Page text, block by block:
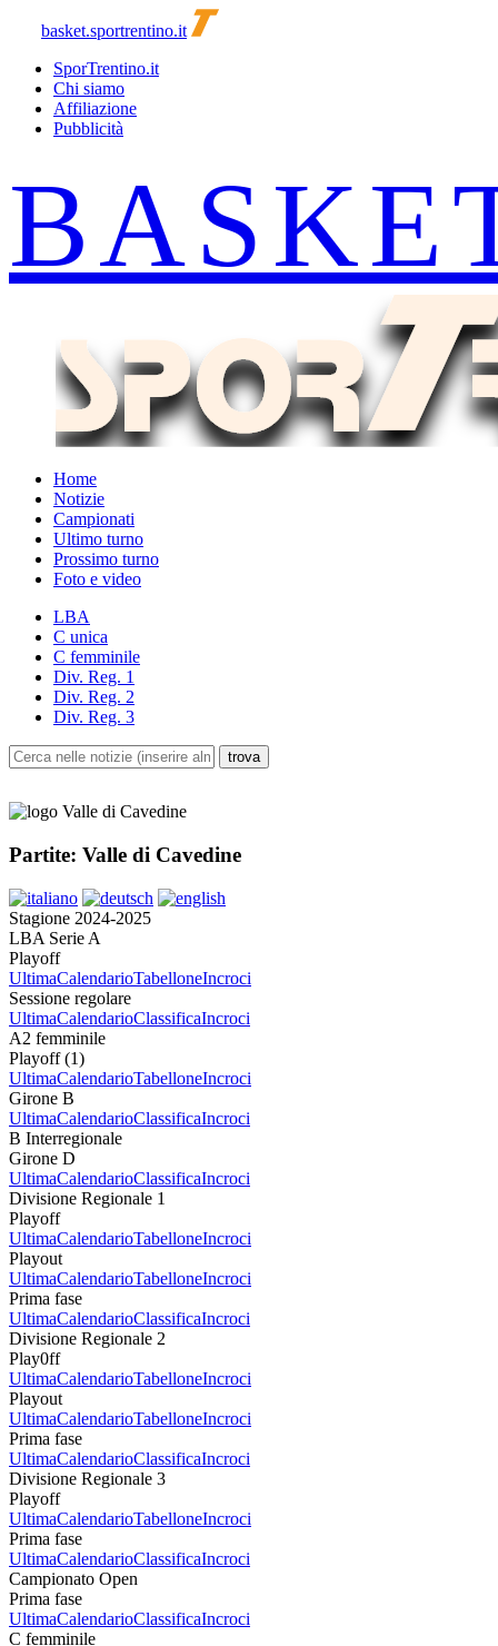
basket.sportrentino.it
SporTrentino.it
Chi siamo
Affiliazione
Pubblicità
Home
Notizie
Campionati
Ultimo turno
Prossimo turno
Foto e video
LBA
C unica
C femminile
Div. Reg. 1
Div. Reg. 2
Div. Reg. 3
Partite: Valle di Cavedine
Stagione 2024-2025
LBA Serie A
Playoff
UltimaCalendarioTabelloneIncroci
Sessione regolare
UltimaCalendarioClassificaIncroci
A2 femminile
Playoff (1)
UltimaCalendarioTabelloneIncroci
Girone B
UltimaCalendarioClassificaIncroci
B Interregionale
Girone D
UltimaCalendarioClassificaIncroci
Divisione Regionale 1
Playoff
UltimaCalendarioTabelloneIncroci
Playout
UltimaCalendarioTabelloneIncroci
Prima fase
UltimaCalendarioClassificaIncroci
Divisione Regionale 2
Play0ff
UltimaCalendarioTabelloneIncroci
Playout
UltimaCalendarioTabelloneIncroci
Prima fase
UltimaCalendarioClassificaIncroci
Divisione Regionale 3
Playoff
UltimaCalendarioTabelloneIncroci
Prima fase
UltimaCalendarioClassificaIncroci
Campionato Open
Prima fase
UltimaCalendarioClassificaIncroci
C femminile